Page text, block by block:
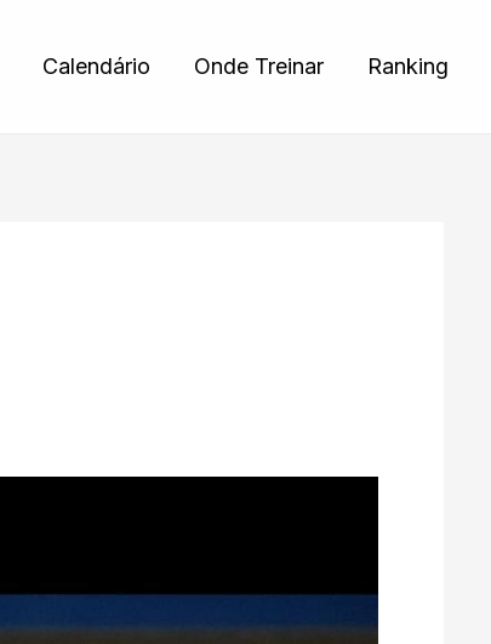
Calendário Onde Treinar Ranking